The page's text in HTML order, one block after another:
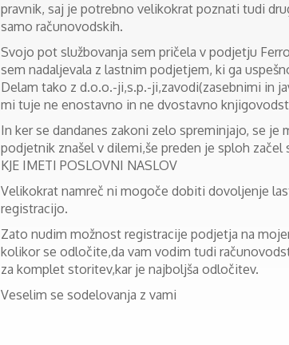
pravnik, saj je potrebno velikokrat poznati tudi
samo računovodskih.
Svojo pot službovanja sem pričela v podjetju
sem nadaljevala z lastnim podjetjem, ki ga
Delam tako z d.o.o.-ji,s.p.-ji,zavodi(zasebnimi in
mi tuje ne enostavno in ne dvostavno
In ker se dandanes zakoni zelo spreminjajo, se je
podjetnik znašel v dilemi,še preden je sploh
KJE IMETI POSLOVNI NASLOV
Velikokrat namreč ni mogoče dobiti dovoljenje
registracijo.
Zato nudim možnost registracije podjetja na
kolikor se odločite,da vam vodim tudi
za komplet storitev,kar je najboljša odločitev.
Veselim se sodelovanja z vami